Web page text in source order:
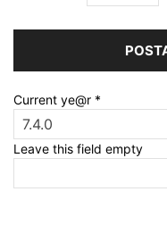
Current ye@r *
Leave this field empty